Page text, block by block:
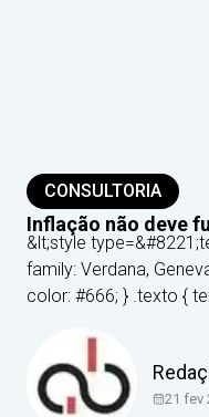
CONSULTORIA
Inflação não deve
&lt;style
family: Verdana,
color: #666; } .texto {
21 fev